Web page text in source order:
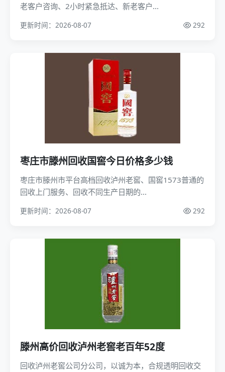
老客户咨询、2小时紧急抵达、新老客户...
更新时间：2026-08-07 292
枣庄市滕州回收国窖今日价格多少钱
枣庄市滕州市平台高档回收泸州老窖、国窖1573普通的
回收上门服务、回收不同生产日期的...
更新时间：2026-08-07 292
滕州高价回收泸州老窖老百年52度
回收泸州老窖公司分公司，以诚为本，合规透明回收交